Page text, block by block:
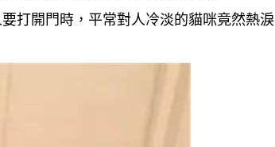
打開門時，平常對人冷淡的貓咪竟然熱淚